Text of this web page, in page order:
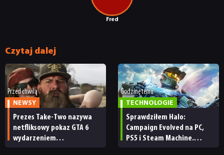
PUBLICYSTYKA
RETRO
TECHNOLOGIE
DYSKUSJE
Fred
Czytaj dalej
Przed chwilą
NEWSY
Prezes Take-Two nazywa
netfliksowy pokaz GTA 6
wydarzeniem
Godzinę temu
TECHNOLOGIE
Sprawdziłem Halo:
Campaign Evolved na PC,
PS5 i Steam Machine.